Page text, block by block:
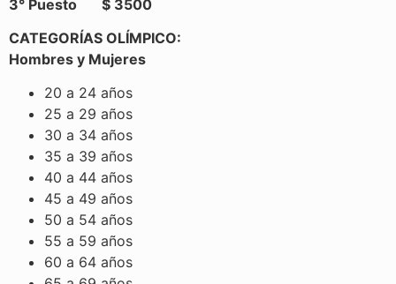
3° Puesto $ 3500
CATEGORÍAS OLÍMPICO:
Hombres y Mujeres
20 a 24 años
25 a 29 años
30 a 34 años
35 a 39 años
40 a 44 años
45 a 49 años
50 a 54 años
55 a 59 años
60 a 64 años